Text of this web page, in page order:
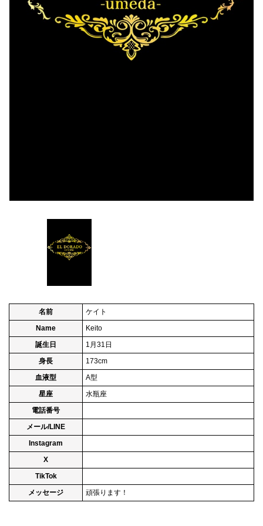
名前
ケイト
Name
Keito
誕生日
1月31日
身長
173cm
血液型
A型
星座
水瓶座
電話番号
メール/LINE
Instagram
X
TikTok
メッセージ
頑張ります！